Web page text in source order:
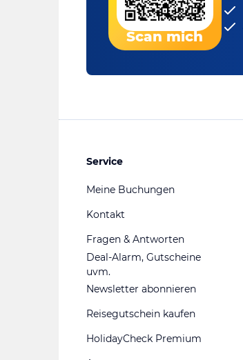
Scan mich
Service
Meine Buchungen
Kontakt
Fragen & Antworten
Deal-Alarm, Gutscheine
uvm.
Newsletter abonnieren
Reisegutschein kaufen
HolidayCheck Premium